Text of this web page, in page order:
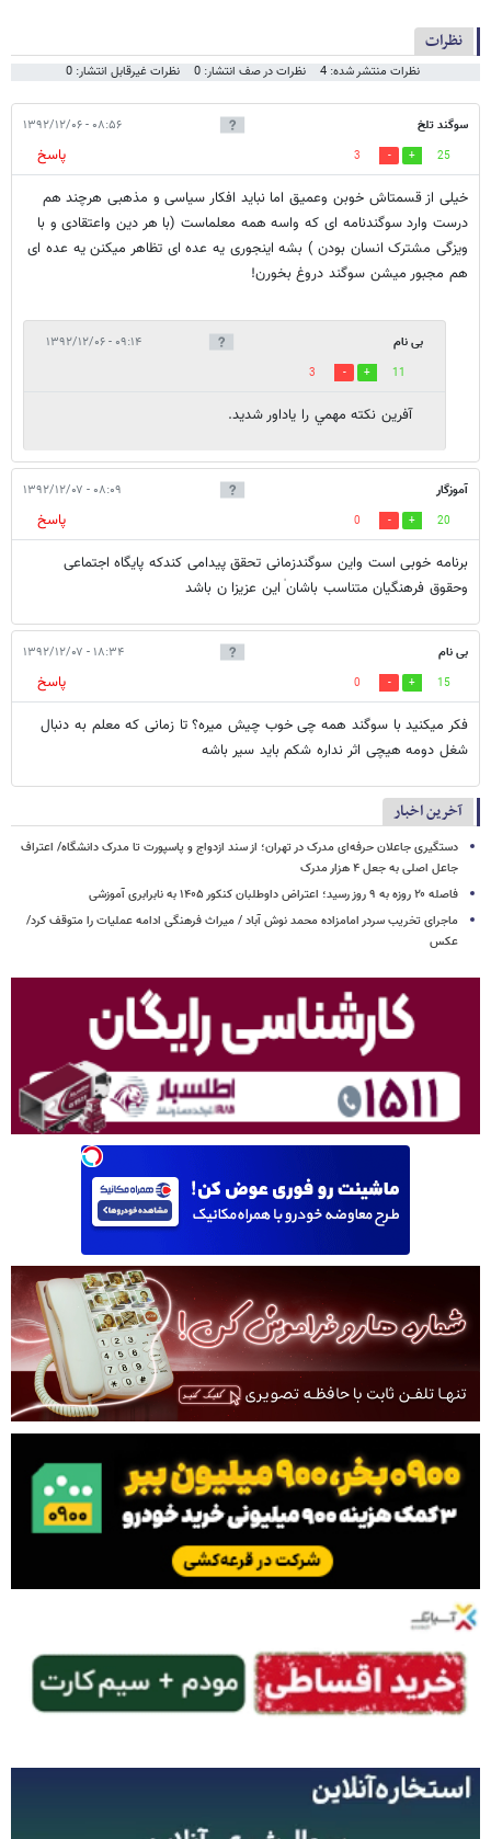
نظرات
نظرات منتشر شده: 4 نظرات در صف انتشار: 0 نظرات غیرقابل انتشار: 0
سوگند تلخ ۰۸:۵۶ - ۱۳۹۲/۱۲/۰۶
25
3
پاسخ
خیلی از قسمتاش خوبن وعمیق اما نباید افکار سیاسی و مذهبی هرچند هم
درست وارد سوگندنامه ای که واسه همه معلماست (با هر دین واعتقادی و با
ویزگی مشترک انسان بودن ) بشه اینجوری یه عده ای تظاهر میکنن یه عده ای
هم مجبور میشن سوگند دروغ بخورن!
بی نام ۰۹:۱۴ - ۱۳۹۲/۱۲/۰۶
11
3
آفرين نكته مهمي را ياداور شديد.
آموزگار ۰۸:۰۹ - ۱۳۹۲/۱۲/۰۷
20
0
پاسخ
برنامه خوبی است واین سوگندزمانی تحقق پیدامی کندکه پایگاه اجتماعی
وحقوق فرهنگیان متناسب باشان ٰاین عزیزا ن باشد
بی نام ۱۸:۳۴ - ۱۳۹۲/۱۲/۰۷
15
0
پاسخ
فکر میکنید با سوگند همه چی خوب چیش میره؟ تا زمانی که معلم به دنبال
شغل دومه هیچی اثر نداره شکم باید سیر باشه
آخرین اخبار
دستگیری جاعلان حرفه‌ای مدرک در تهران؛ از سند ازدواج و پاسپورت تا مدرک دانشگاه/ اعتراف
جاعل اصلی به جعل ۴ هزار مدرک
فاصله ۲۰ روزه به ۹ روز رسید؛ اعتراض داوطلبان کنکور ۱۴۰۵ به نابرابری آموزشی
ماجرای تخریب سردر امامزاده محمد نوش ‌آباد / میراث فرهنگی ادامه عملیات را متوقف کرد/
عکس